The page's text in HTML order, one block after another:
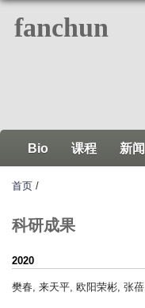
fanchun
Bio 课程 新闻
首页 /
科研成果
2020
樊春, 来天平, 欧阳荣彬, 张蓓